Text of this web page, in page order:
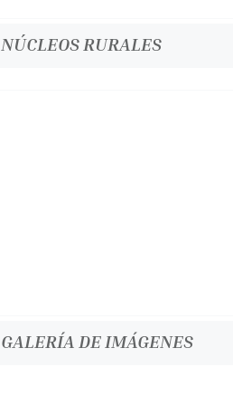
NÚCLEOS RURALES
GALERÍA DE IMÁGENES